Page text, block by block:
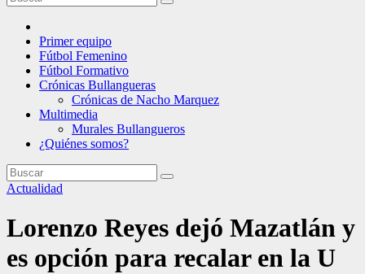
Primer equipo
Fútbol Femenino
Fútbol Formativo
Crónicas Bullangueras
Crónicas de Nacho Marquez
Multimedia
Murales Bullangueros
¿Quiénes somos?
Actualidad
Lorenzo Reyes dejó Mazatlán y
es opción para recalar en la U